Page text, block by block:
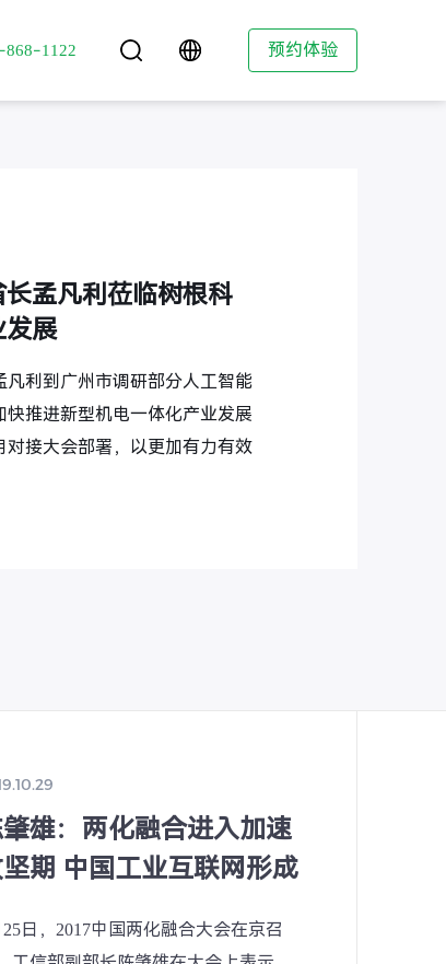
868-1122 预约体验
肇雄：两化融合进入加速
期 中国工业互联网形成
日，2017中国两化融合大会在京召